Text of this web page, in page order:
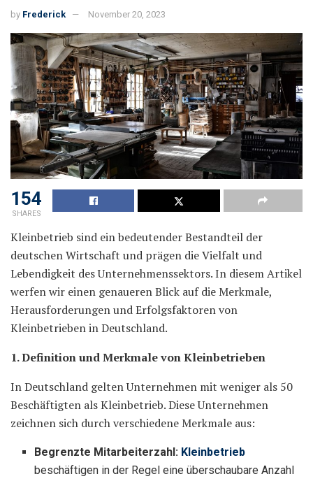
by Frederick November 20, 2023
154
SHARES
Kleinbetrieb sind ein bedeutender Bestandteil der
deutschen Wirtschaft und prägen die Vielfalt und
Lebendigkeit des Unternehmenssektors. In diesem Artikel
werfen wir einen genaueren Blick auf die Merkmale,
Herausforderungen und Erfolgsfaktoren von
Kleinbetrieben in Deutschland.
1. Definition und Merkmale von Kleinbetrieben
In Deutschland gelten Unternehmen mit weniger als 50
Beschäftigten als Kleinbetrieb. Diese Unternehmen
zeichnen sich durch verschiedene Merkmale aus:
Begrenzte Mitarbeiterzahl: Kleinbetrieb
beschäftigen in der Regel eine überschaubare Anzahl